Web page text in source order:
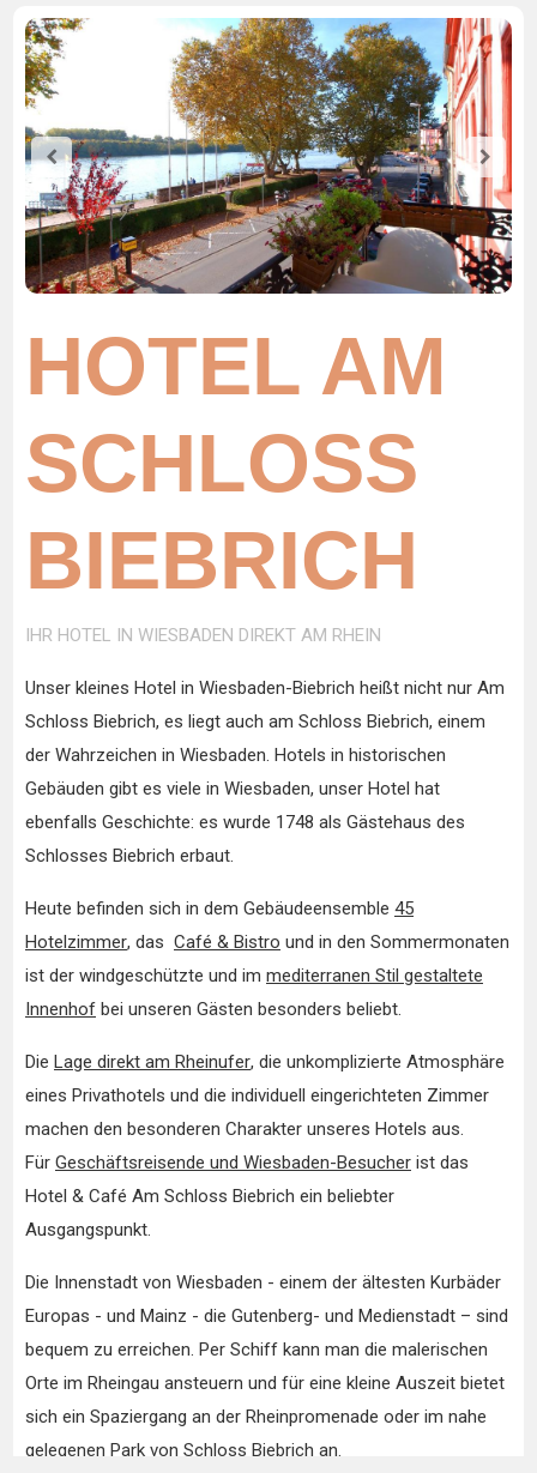
HOTEL AM
SCHLOSS
BIEBRICH
IHR HOTEL IN WIESBADEN DIREKT AM RHEIN
Unser kleines Hotel in Wiesbaden-Biebrich heißt nicht nur Am
Schloss Biebrich, es liegt auch am Schloss Biebrich, einem
der Wahrzeichen in Wiesbaden. Hotels in historischen
Gebäuden gibt es viele in Wiesbaden, unser Hotel hat
ebenfalls Geschichte: es wurde 1748 als Gästehaus des
Schlosses Biebrich erbaut.
Heute befinden sich in dem Gebäudeensemble 45
Hotelzimmer, das Café & Bistro und in den Sommermonaten
ist der windgeschützte und im mediterranen Stil gestaltete
Innenhof bei unseren Gästen besonders beliebt.
Die Lage direkt am Rheinufer, die unkomplizierte Atmosphäre
eines Privathotels und die individuell eingerichteten Zimmer
machen den besonderen Charakter unseres Hotels aus.
Für Geschäftsreisende und Wiesbaden-Besucher ist das
Hotel & Café Am Schloss Biebrich ein beliebter
Ausgangspunkt.
Die Innenstadt von Wiesbaden - einem der ältesten Kurbäder
Europas - und Mainz - die Gutenberg- und Medienstadt – sind
bequem zu erreichen. Per Schiff kann man die malerischen
Orte im Rheingau ansteuern und für eine kleine Auszeit bietet
sich ein Spaziergang an der Rheinpromenade oder im nahe
gelegenen Park von Schloss Biebrich an.